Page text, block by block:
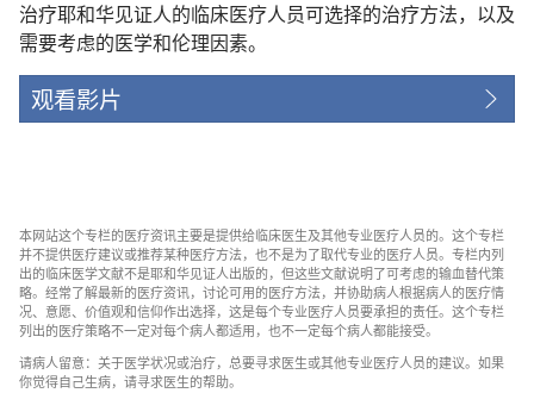
治疗耶和华见证人的临床医疗人员可选择的治疗方法，以及
需要考虑的医学和伦理因素。
观看影片
本网站这个专栏的医疗资讯主要是提供给临床医生及其他专业医疗人员的。这个专栏
并不提供医疗建议或推荐某种医疗方法，也不是为了取代专业的医疗人员。专栏内列
出的临床医学文献不是耶和华见证人出版的，但这些文献说明了可考虑的输血替代策
略。经常了解最新的医疗资讯，讨论可用的医疗方法，并协助病人根据病人的医疗情
况、意愿、价值观和信仰作出选择，这是每个专业医疗人员要承担的责任。这个专栏
列出的医疗策略不一定对每个病人都适用，也不一定每个病人都能接受。
请病人留意：关于医学状况或治疗，总要寻求医生或其他专业医疗人员的建议。如果
你觉得自己生病，请寻求医生的帮助。